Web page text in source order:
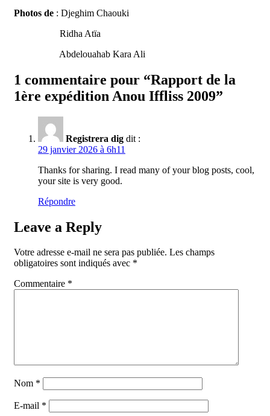
Photos de : Djeghim Chaouki
Ridha Atïa
Abdelouahab Kara Ali
1 commentaire pour “Rapport de la
1ère expédition Anou Iffliss 2009”
Registrera dig dit :
29 janvier 2026 à 6h11
Thanks for sharing. I read many of your blog posts, cool,
your site is very good.
Répondre
Leave a Reply
Votre adresse e-mail ne sera pas publiée. Les champs
obligatoires sont indiqués avec *
Commentaire *
Nom *
E-mail *